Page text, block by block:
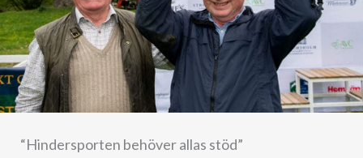
“Hindersporten behöver allas stöd”